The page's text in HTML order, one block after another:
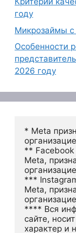
году
Микрозаймы с
Особенности
2026 году
* Meta
**
Meta,
***
Meta,
**** Вся
сайте,
характер и